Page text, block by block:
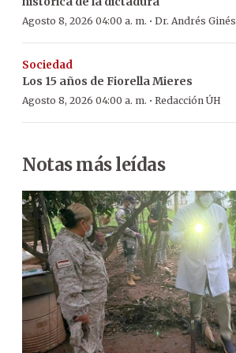
Agosto 8, 2026 04:00 a. m. · Dr. Andrés Ginés
Sociedad
Los 15 años de Fiorella Mieres
Agosto 8, 2026 04:00 a. m. · Redacción ÚH
Notas más leídas